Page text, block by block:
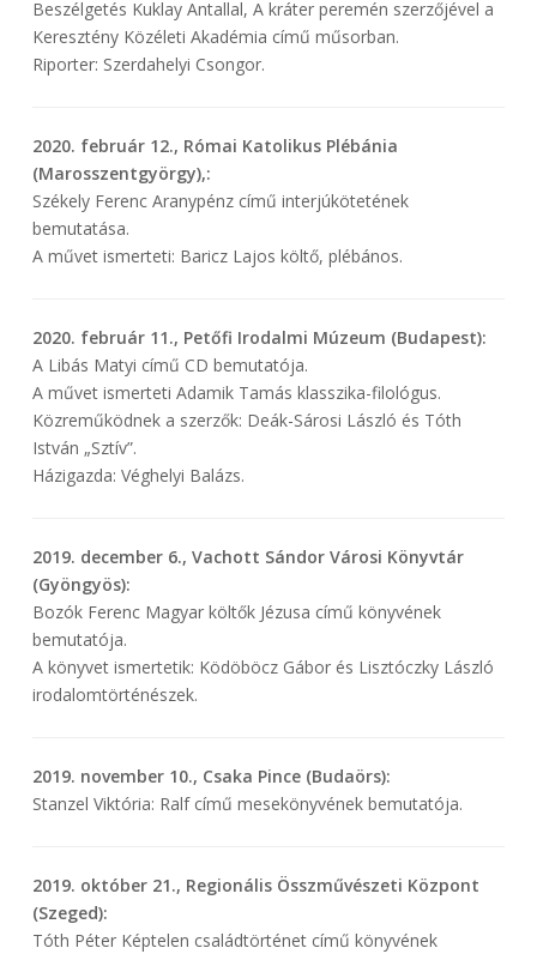
Beszélgetés Kuklay Antallal, A kráter peremén szerzőjével a
Keresztény Közéleti Akadémia című műsorban.
Riporter: Szerdahelyi Csongor.
2020. február 12., Római Katolikus Plébánia
(Marosszentgyörgy),:
Székely Ferenc Aranypénz című interjúkötetének
bemutatása.
A művet ismerteti: Baricz Lajos költő, plébános.
2020. február 11., Petőfi Irodalmi Múzeum (Budapest):
A Libás Matyi című CD bemutatója.
A művet ismerteti Adamik Tamás klasszika-filológus.
Közreműködnek a szerzők: Deák-Sárosi László és Tóth
István „Sztív”.
Házigazda: Véghelyi Balázs.
2019. december 6., Vachott Sándor Városi Könyvtár
(Gyöngyös):
Bozók Ferenc Magyar költők Jézusa című könyvének
bemutatója.
A könyvet ismertetik: Ködöböcz Gábor és Lisztóczky László
irodalomtörténészek.
2019. november 10., Csaka Pince (Budaörs):
Stanzel Viktória: Ralf című mesekönyvének bemutatója.
2019. október 21., Regionális Összművészeti Központ
(Szeged):
Tóth Péter Képtelen családtörténet című könyvének